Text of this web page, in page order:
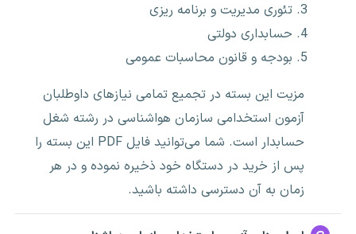
تئوری مدیریت و برنامه ریزی
حسابداری دولتی
بودجه و قانون محاسبات عمومی
مزیت این بسته در تجمیع تمامی نیازهای داوطلبان
آزمون استخدامی سازمان هواشناسی در رشته شغل
حسابدار است. شما می‌توانید فایل PDF این بسته را
پس از خرید در دستگاه خود ذخیره نموده و در هر
زمان به آن دسترسی داشته باشید.